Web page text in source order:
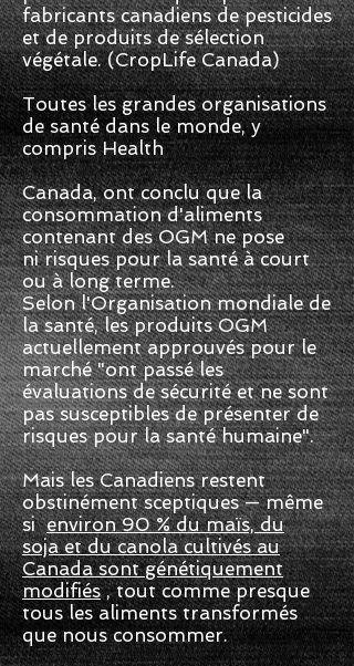
fabricants canadiens de pesticides
et de produits de sélection
végétale. (CropLife Canada)
Toutes les grandes organisations
de santé dans le monde, y
compris Health
Canada, ont conclu que la
consommation d'aliments
contenant des OGM ne pose
ni risques pour la santé à court
ou à long terme.
Selon l'Organisation mondiale de
la santé, les produits OGM
actuellement approuvés pour le
marché "ont passé les
évaluations de sécurité et ne sont
pas susceptibles de présenter de
risques pour la santé humaine".
Mais les Canadiens restent
obstinément sceptiques — même
sienviron 90 % du maïs, du
soja et du canola cultivés au
Canada sont génétiquement
modifiés, tout comme presque
tous les aliments transformés
que nous consommer.